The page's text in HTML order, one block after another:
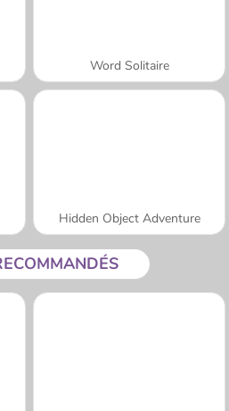
Word Solitaire
Hidden Object Adventure